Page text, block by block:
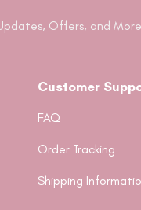
variants.
the
page
Offers, and
Customer
FAQ
Order Tracking
Shipping